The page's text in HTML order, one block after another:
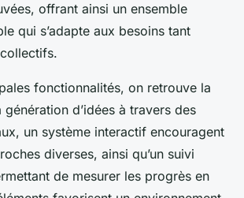
offrant ainsi un ensemble
qui s’adapte aux besoins tant
fonctionnalités, on retrouve la
d’idées à travers des
un système interactif encouragent
diverses, ainsi qu’un suivi
de mesurer les progrès en